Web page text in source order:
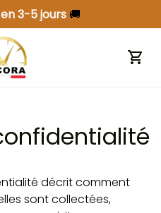
3-5 jours 🚚
décrit comment
sont collectées,